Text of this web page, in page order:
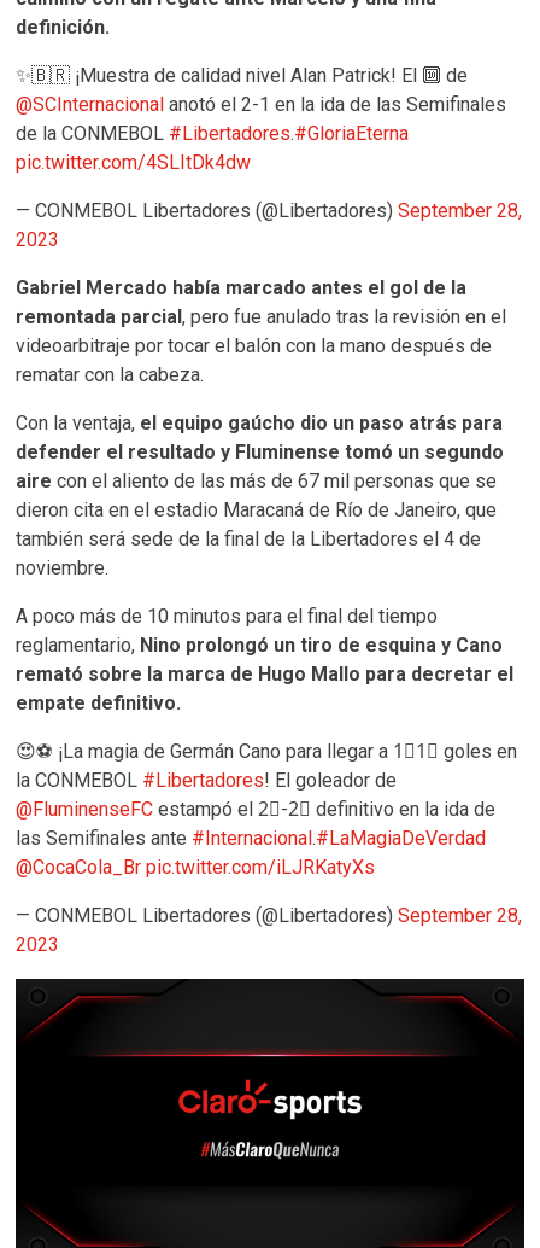
definición.
✨🇧🇷 ¡Muestra de calidad nivel Alan Patrick! El 🔟 de
@SCInternacional anotó el 2-1 en la ida de las Semifinales
de la CONMEBOL #Libertadores.#GloriaEterna
pic.twitter.com/4SLItDk4dw
— CONMEBOL Libertadores (@Libertadores)September 28,
2023
Gabriel Mercado había marcado antes el gol de la
remontada parcial, pero fue anulado tras la revisión en el
videoarbitraje por tocar el balón con la mano después de
rematar con la cabeza.
Con la ventaja, el equipo gaúcho dio un paso atrás para
defender el resultado y Fluminense tomó un segundo
aire con el aliento de las más de 67 mil personas que se
dieron cita en el estadio Maracaná de Río de Janeiro, que
también será sede de la final de la Libertadores el 4 de
noviembre.
A poco más de 10 minutos para el final del tiempo
reglamentario, Nino prolongó un tiro de esquina y Cano
remató sobre la marca de Hugo Mallo para decretar el
empate definitivo.
😍⚽️ ¡La magia de Germán Cano para llegar a 1⃣1⃣ goles en
la CONMEBOL #Libertadores! El goleador de
@FluminenseFC estampó el 2⃣-2⃣ definitivo en la ida de
las Semifinales ante #Internacional.#LaMagiaDeVerdad
@CocaCola_Br pic.twitter.com/iLJRKatyXs
— CONMEBOL Libertadores (@Libertadores)September 28,
2023